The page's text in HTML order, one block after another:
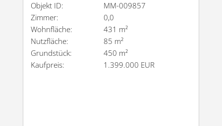
Objekt ID:
MM-009857
Zimmer:
0,0
Wohnfläche:
431 m²
Nutzfläche:
85 m²
Grundstück:
450 m²
Kaufpreis:
1.399.000 EUR